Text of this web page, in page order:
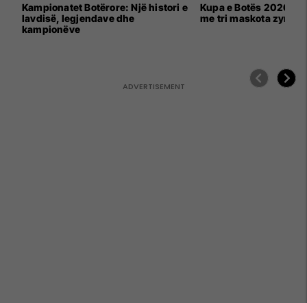
Kampionatet Botërore: Një histori e
lavdisë, legjendave dhe
kampionëve
Kupa e Botës 2026
me tri maskota zyrtare